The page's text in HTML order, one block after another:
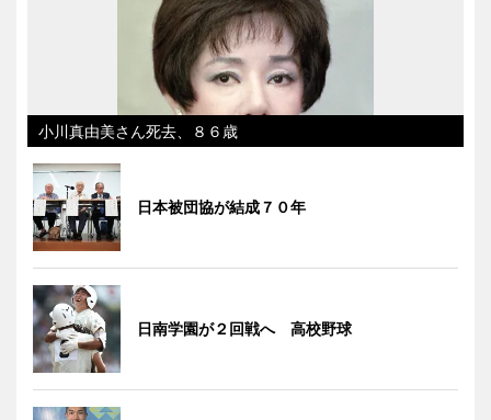
小川真由美さん死去、８６歳
日本被団協が結成７０年
日南学園が２回戦へ 高校野球